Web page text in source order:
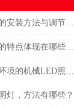
机械LED照明灯的安装方法与调节方式
机械LED照明灯的特点体现在哪些方面？
适用于各种工作环境的机械LED照明灯设计
灯，方法有哪些？